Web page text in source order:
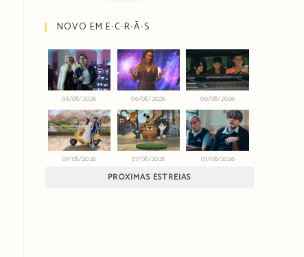
NOVO EM E∙C∙R∙Ã∙S
06/08/2026 06/08/2026 06/08/2026
07/08/2026 07/08/2026 07/08/2026
PRÓXIMAS ESTREIAS